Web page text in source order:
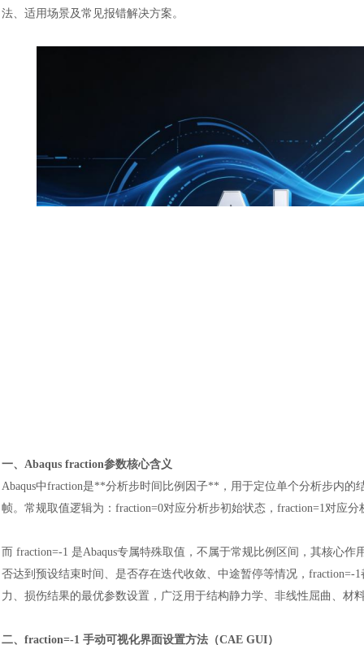
法、适用场景及常见报错解决方案。
一、 Abaqus fraction参数核心含义
Abaqus中fraction是**分析步时间比例因子**，用于定位单个分析步内
帧。常规取值逻辑为：fraction=0对应分析步初始状态，fraction=1对应
而 fraction=-1 是Abaqus专属特殊取值，不属于常规比例区间，其核心
否达到预设结束时间、是否存在迭代收敛、中途暂停等情况，
力、损伤结果的最优参数设置，广泛用于结构静力学、非线性屈曲、材
二、 fraction=-1 手动可视化界面设置方法（CAE GUI）